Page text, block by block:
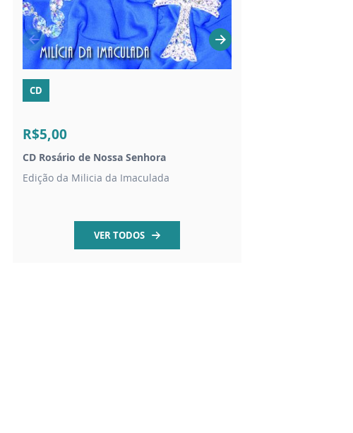
CD
R$5,00
CD Rosário de Nossa Senhora
Edição da Milicia da Imaculada
VER TODOS